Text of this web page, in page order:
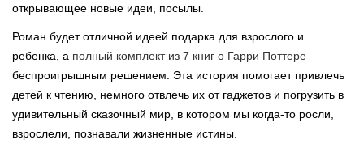
открывающее новые идеи, посылы.
Роман будет отличной идеей подарка для взрослого и
ребенка, а полный комплект из 7 книг о Гарри Поттере –
беспроигрышным решением. Эта история помогает привлечь
детей к чтению, немного отвлечь их от гаджетов и погрузить в
удивительный сказочный мир, в котором мы когда-то росли,
взрослели, познавали жизненные истины.